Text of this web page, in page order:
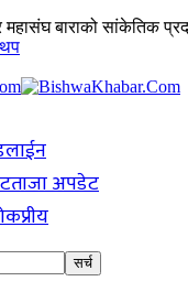
बाराको सांकेतिक
थप
ताजा अपडेट